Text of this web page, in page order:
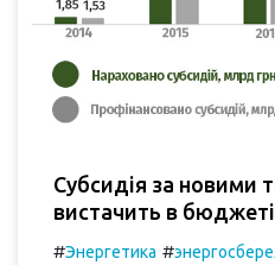
Субсидія за новими
вистачить в
#Энергетика #